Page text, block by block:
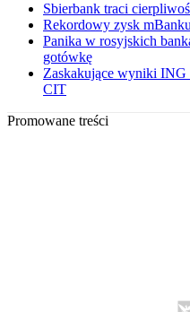
Sbierbank traci
Rekordowy zysk
Panika w rosyjskich
gotówkę
Zaskakujące wyniki ING
CIT
Promowane treści